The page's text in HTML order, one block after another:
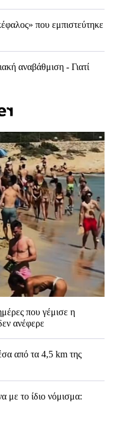
που εμπιστεύτηκε
αναβάθμιση - Γιατί
που γέμισε η
ανέφερε
από τα 4,5 km της
με το ίδιο νόμισμα: